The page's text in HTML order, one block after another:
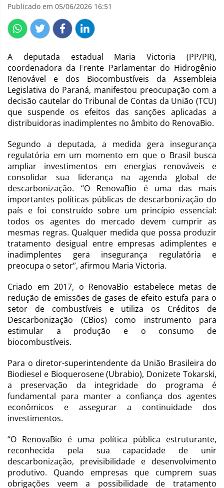
Publicado em 05/06/2026 16:51
A deputada estadual Maria Victoria (PP/PR),
coordenadora da Frente Parlamentar do Hidrogênio
Renovável e dos Biocombustíveis da Assembleia
Legislativa do Paraná, manifestou preocupação com a
decisão cautelar do Tribunal de Contas da União (TCU)
que suspende os efeitos das sanções aplicadas a
distribuidoras inadimplentes no âmbito do RenovaBio.
Segundo a deputada, a medida gera insegurança
regulatória em um momento em que o Brasil busca
ampliar investimentos em energias renováveis e
consolidar sua liderança na agenda global de
descarbonização. “O RenovaBio é uma das mais
importantes políticas públicas de descarbonização do
país e foi construído sobre um princípio essencial:
todos os agentes do mercado devem cumprir as
mesmas regras. Qualquer medida que possa produzir
tratamento desigual entre empresas adimplentes e
inadimplentes gera insegurança regulatória e
preocupa o setor”, afirmou Maria Victoria.
Criado em 2017, o RenovaBio estabelece metas de
redução de emissões de gases de efeito estufa para o
setor de combustíveis e utiliza os Créditos de
Descarbonização (CBios) como instrumento para
estimular a produção e o consumo de
biocombustíveis.
Para o diretor-superintendente da União Brasileira do
Biodiesel e Bioquerosene (Ubrabio), Donizete Tokarski,
a preservação da integridade do programa é
fundamental para manter a confiança dos agentes
econômicos e assegurar a continuidade dos
investimentos.
“O RenovaBio é uma política pública estruturante,
reconhecida pela sua capacidade de unir
descarbonização, previsibilidade e desenvolvimento
produtivo. Quando empresas que cumprem suas
obrigações veem a possibilidade de tratamento